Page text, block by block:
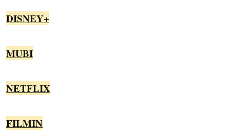
DISNEY+
MUBI
NETFLIX
FILMIN